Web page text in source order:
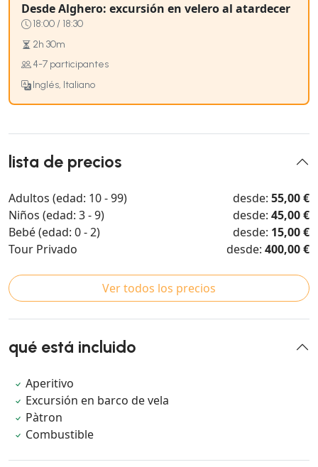
Desde Alghero: excursión en velero al atardecer
18:00 / 18:30
2h 30m
4-7 participantes
Inglés, Italiano
lista de precios
Adultos (edad: 10 - 99) desde: 55,00 €
Niños (edad: 3 - 9)
desde: 45,00 €
Bebé (edad: 0 - 2)
desde: 15,00 €
Tour Privado
desde: 400,00 €
Ver todos los precios
qué está incluido
Aperitivo
Excursión en barco de vela
Pàtron
Combustible